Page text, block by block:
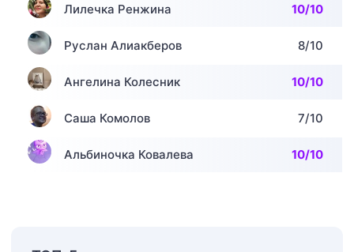
Лилечка Ренжина 10/10
Руслан Алиакберов 8/10
Ангелина Колесник 10/10
Саша Комолов 7/10
Альбиночка Ковалева 10/10